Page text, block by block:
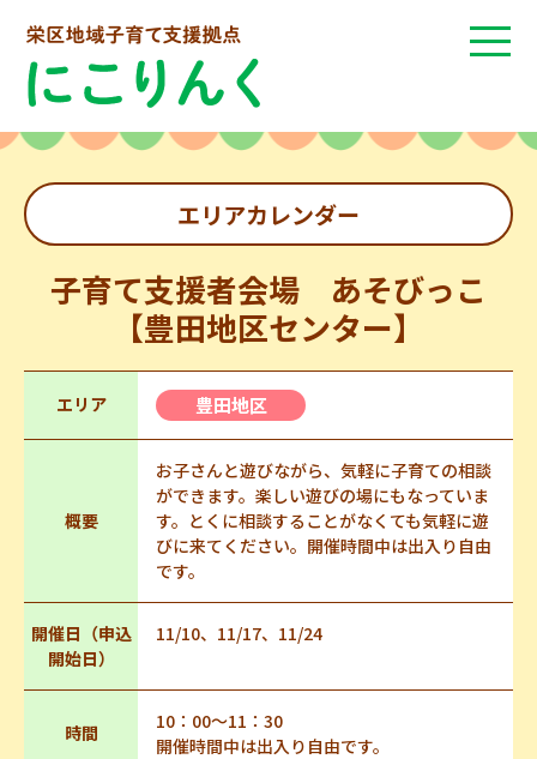
エリアカレンダー
子育て支援者会場 あそびっこ
【豊田地区センター】
エリア 豊田地区
概要
お子さんと遊びながら、気軽に子育ての相談
ができます。楽しい遊びの場にもなっていま
す。とくに相談することがなくても気軽に遊
びに来てください。開催時間中は出入り自由
です。
開催日（申込
開始日）
11/10、11/17、11/24
時間
10：00～11：30
開催時間中は出入り自由です。